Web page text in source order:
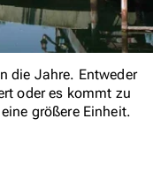
die Jahre. Entweder
oder es kommt zu
größere Einheit.